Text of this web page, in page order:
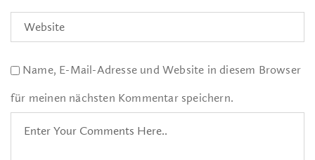
Name, E-Mail-Adresse und Website in diesem Browser
für meinen nächsten Kommentar speichern.